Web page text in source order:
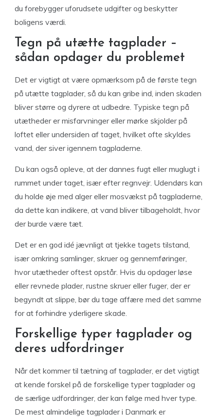
du forebygger uforudsete udgifter og beskytter
boligens værdi.
Tegn på utætte tagplader –
sådan opdager du problemet
Det er vigtigt at være opmærksom på de første tegn
på utætte tagplader, så du kan gribe ind, inden skaden
bliver større og dyrere at udbedre. Typiske tegn på
utætheder er misfarvninger eller mørke skjolder på
loftet eller undersiden af taget, hvilket ofte skyldes
vand, der siver igennem tagpladerne.
Du kan også opleve, at der dannes fugt eller muglugt i
rummet under taget, især efter regnvejr. Udendørs kan
du holde øje med alger eller mosvækst på tagpladerne,
da dette kan indikere, at vand bliver tilbageholdt, hvor
der burde være tæt.
Det er en god idé jævnligt at tjekke tagets tilstand,
især omkring samlinger, skruer og gennemføringer,
hvor utætheder oftest opstår. Hvis du opdager løse
eller revnede plader, rustne skruer eller fuger, der er
begyndt at slippe, bør du tage affære med det samme
for at forhindre yderligere skade.
Forskellige typer tagplader og
deres udfordringer
Når det kommer til tætning af tagplader, er det vigtigt
at kende forskel på de forskellige typer tagplader og
de særlige udfordringer, der kan følge med hver type.
De mest almindelige tagplader i Danmark er